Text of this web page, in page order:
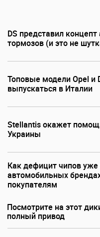
DS представил концепт
тормозов (и это не
Топовые модели Opel и
выпускаться в Италии
Stellantis окажет
Украины
Как дефицит чипов уже
автомобильных
покупателям
Посмотрите на этот
полный привод